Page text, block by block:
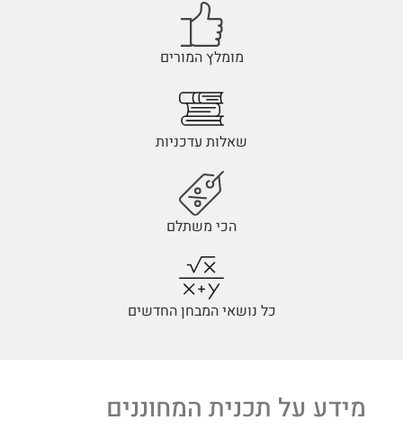
מומלץ המורים
שאלות עדכניות
הכי משתלם
כל נושאי המבחן החדשים
מידע על תכנית המחוננים